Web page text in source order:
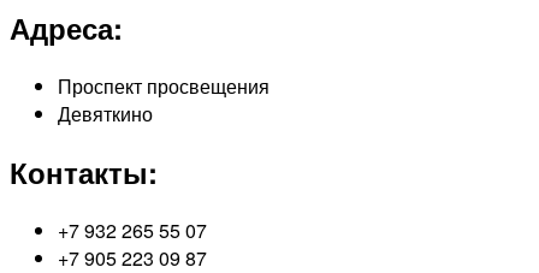
Адреса:
Проспект просвещения
Девяткино
Контакты:
+7 932 265 55 07
+7 905 223 09 87